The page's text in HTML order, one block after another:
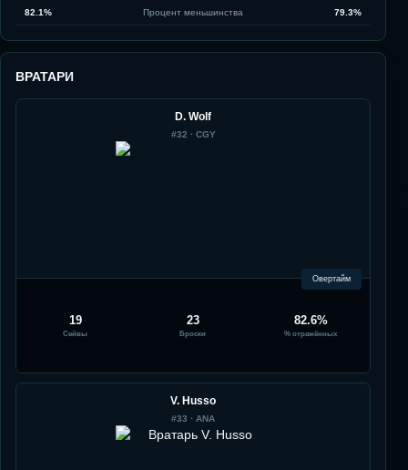
82.1% Процент меньшинства 79.3%
ВРАТАРИ
D. Wolf
#32 · CGY
Овертайм
19
Сейвы
23
Броски
82.6%
% отражённых
V. Husso
#33 · ANA